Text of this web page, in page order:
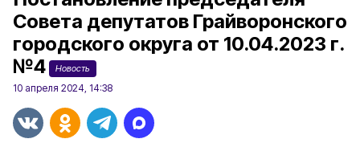
Совета депутатов Грайворонского
городского округа от 10.04.2023 г.
№4
Новость
10 апреля 2024, 14:38